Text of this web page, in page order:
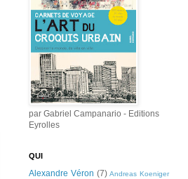
par Gabriel Campanario - Editions
Eyrolles
QUI
Alexandre Véron (7) Andreas Koeniger